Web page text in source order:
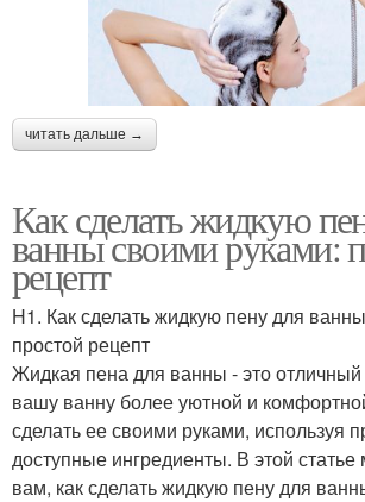
читать дальше →
Как сделать жидкую
ванны своими руками:
рецепт
H1. Как сделать жидкую пену для
простой рецепт
Жидкая пена для ванны - это отличный
вашу ванну более уютной и
сделать ее своими руками, используя
доступные ингредиенты. В этой
вам, как сделать жидкую пену для